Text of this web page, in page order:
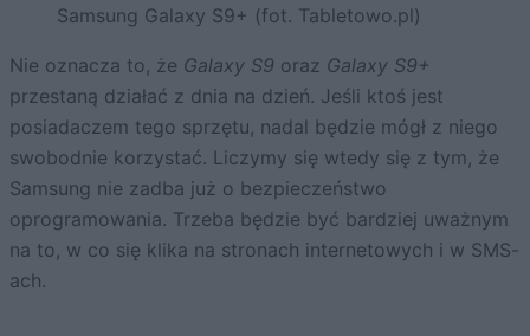
Samsung Galaxy S9+ (fot. Tabletowo.pl)
Nie oznacza to, że Galaxy S9 oraz Galaxy S9+
przestaną działać z dnia na dzień. Jeśli ktoś jest
posiadaczem tego sprzętu, nadal będzie mógł z niego
swobodnie korzystać. Liczymy się wtedy się z tym, że
Samsung nie zadba już o bezpieczeństwo
oprogramowania. Trzeba będzie być bardziej uważnym
na to, w co się klika na stronach internetowych i w SMS-
ach.